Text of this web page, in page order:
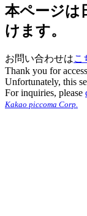
本ページは
けます。
お問い合わせはこ
Thank you for
Unfortunately, this
For inquiries, please
Kakao piccoma Corp.